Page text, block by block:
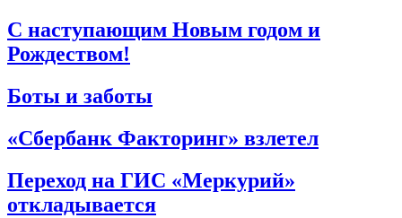
С наступающим Новым годом и
Рождеством!
Боты и заботы
«Сбербанк Факторинг» взлетел
Переход на ГИС «Меркурий»
откладывается